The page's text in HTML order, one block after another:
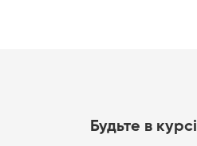
Будьте в курсі